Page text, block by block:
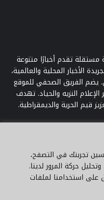
تجربتك في التصفح،
حركة المرور لدينا.
على استخدامنا لملفات
تقدم أخبارًا متنوعة
الأخبار المحلية والعالمية،
يضم الفريق الصحفي للموقع
النزيه والحياد. تهدف
قيم الحرية والديمقراطية.